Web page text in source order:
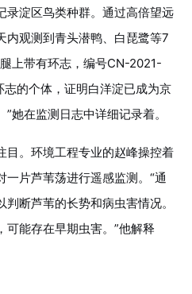
录淀区鸟类种群。通过高倍望远
内观测到青头潜鸭、白琵鹭等7
上带有环志，编号CN-2021-
的个体，证明白洋淀已成为京
她在监测日志中详细记录着。
目。环境工程专业的赵峰操控着
片芦苇荡进行遥感监测。“通
断芦苇的长势和病虫害情况。
能存在早期虫害。”他解释